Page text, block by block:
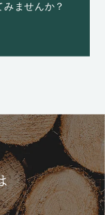
ませんか？